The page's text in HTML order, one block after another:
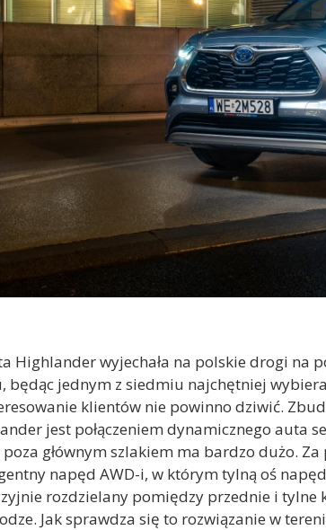
Highlander wyjechała na polskie drogi na
będąc jednym z siedmiu najchętniej
klientów nie powinno dziwić.
jest połączeniem dynamicznego auta
głównym szlakiem ma bardzo dużo.
napęd AWD-i, w którym tylną oś
rozdzielany pomiędzy przednie i tylne
Jak sprawdza się to rozwiązanie w